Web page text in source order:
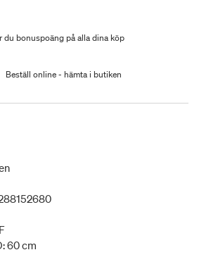
du bonuspoäng på alla dina köp
Beställ online - hämta i butiken
60 cm